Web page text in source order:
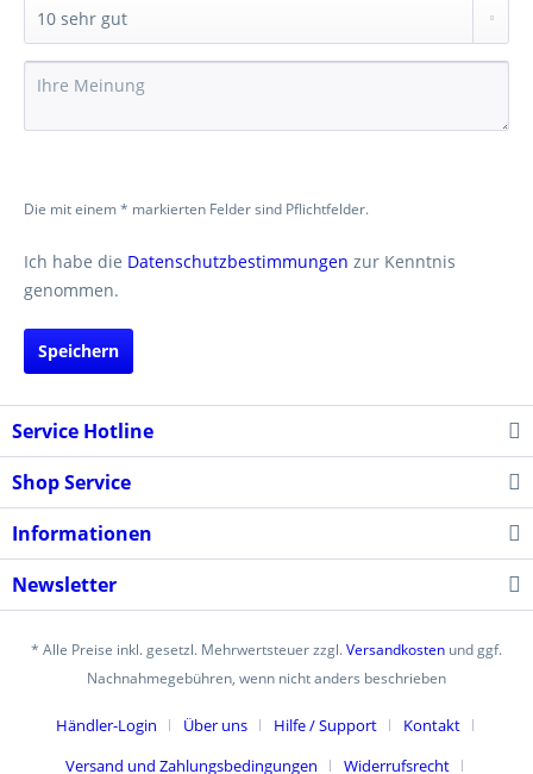
Die mit einem * markierten Felder sind Pflichtfelder.
Ich habe die Datenschutzbestimmungen zur Kenntnis
genommen.
Speichern
Service Hotline
Shop Service
Informationen
Newsletter
* Alle Preise inkl. gesetzl. Mehrwertsteuer zzgl.Versandkosten und ggf.
Nachnahmegebühren, wenn nicht anders beschrieben
Händler-Login Über uns Hilfe / Support
Kontakt
Versand und Zahlungsbedingungen
Widerrufsrecht